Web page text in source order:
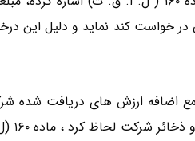
در خواست کند نماید و دلیل این
اضافه ارزش های دریافت شده